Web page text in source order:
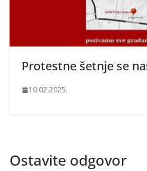
Protestne šetnje se
10.02.2025.
Ostavite odgovor